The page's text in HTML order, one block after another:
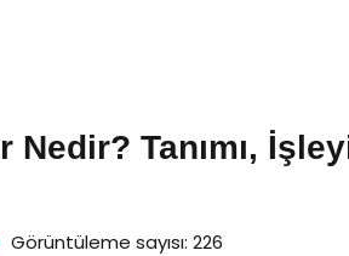
Nedir? Tanımı,
Görüntüleme sayısı: 226